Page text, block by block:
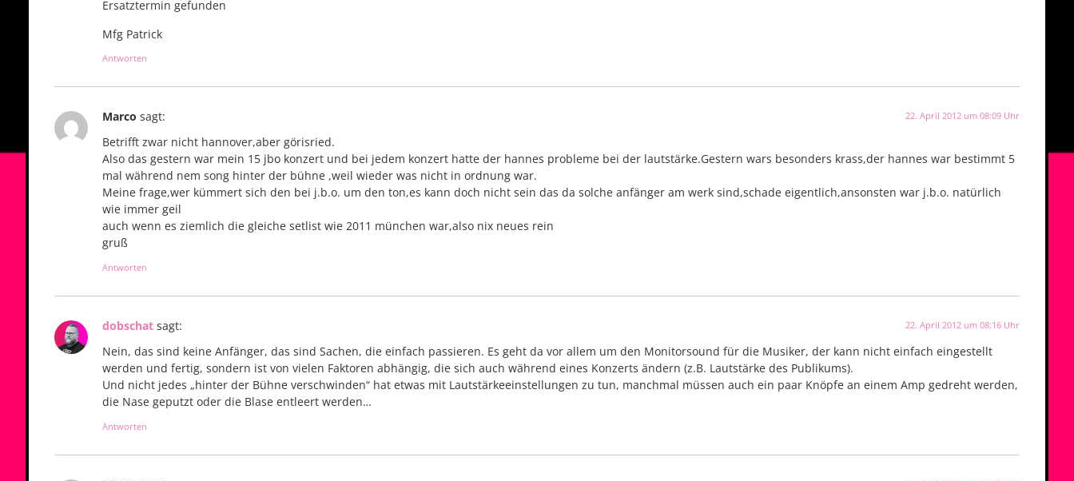
Ersatztermin gefunden
Mfg Patrick
Antworten
Marco sagt: 22. April 2012 um 08:09 Uhr
Betrifft zwar nicht hannover,aber görisried.
Also das gestern war mein 15 jbo konzert und bei jedem konzert hatte der hannes probleme bei der lautstärke.Gestern wars besonders krass,der hannes war bestimmt 5
mal während nem song hinter der bühne ,weil wieder was nicht in ordnung war.
Meine frage,wer kümmert sich den bei j.b.o. um den ton,es kann doch nicht sein das da solche anfänger am werk sind,schade eigentlich,ansonsten war j.b.o. natürlich
wie immer geil
auch wenn es ziemlich die gleiche setlist wie 2011 münchen war,also nix neues rein
gruß
Antworten
dobschat sagt: 22. April 2012 um 08:16 Uhr
Nein, das sind keine Anfänger, das sind Sachen, die einfach passieren. Es geht da vor allem um den Monitorsound für die Musiker, der kann nicht einfach eingestellt
werden und fertig, sondern ist von vielen Faktoren abhängig, die sich auch während eines Konzerts ändern (z.B. Lautstärke des Publikums).
Und nicht jedes „hinter der Bühne verschwinden“ hat etwas mit Lautstärkeeinstellungen zu tun, manchmal müssen auch ein paar Knöpfe an einem Amp gedreht werden,
die Nase geputzt oder die Blase entleert werden…
Antworten